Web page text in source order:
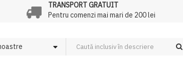
TRANSPORT GRATUIT
Pentru comenzi mai mari de 200 lei